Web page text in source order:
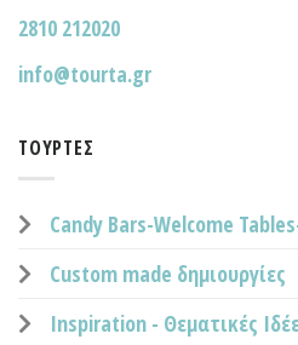
2810 212020
info@tourta.gr
ΤΟΎΡΤΕΣ
Candy Bars-Welcome
Custom made δημιουργίες
Inspiration - Θεματικές